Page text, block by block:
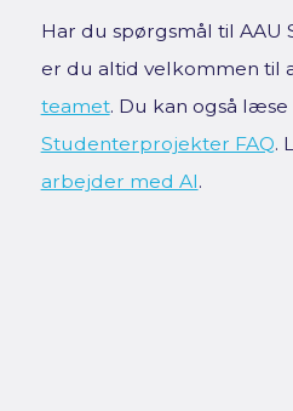
Har du spørgsmål til
er du altid velkommen til
teamet. Du kan også læse
Studenterprojekter FAQ.
arbejder med AI.